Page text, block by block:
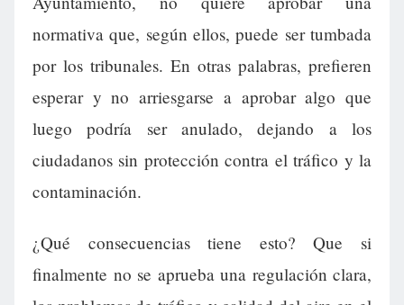
normativa que, según ellos, puede ser tumbada
por los tribunales. En otras palabras, prefieren
esperar y no arriesgarse a aprobar algo que
luego podría ser anulado, dejando a los
ciudadanos sin protección contra el tráfico y la
contaminación.
¿Qué consecuencias tiene esto? Que si
finalmente no se aprueba una regulación clara,